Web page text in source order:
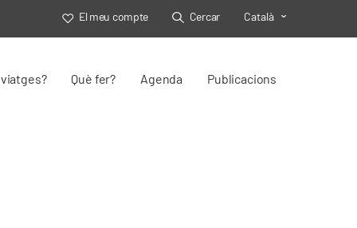
El meu compte Cercar Toggle Select
Català
Què fer? Agenda Publicacions